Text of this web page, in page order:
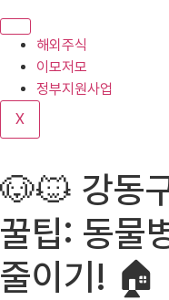
로
기
해외주식
이모저모
정부지원사업
X
🐶🐱 강동
꿀팁: 동물
줄이기! 🏠